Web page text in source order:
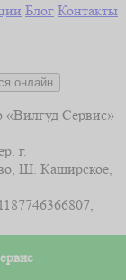
Блог Контакты
онлайн
«Вилгуд Сервис»
г.
Ш. Каширское,